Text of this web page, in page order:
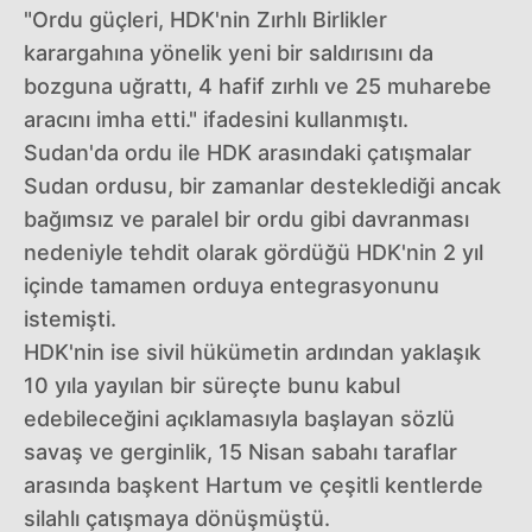
"Ordu güçleri, HDK'nin Zırhlı Birlikler
karargahına yönelik yeni bir saldırısını da
bozguna uğrattı, 4 hafif zırhlı ve 25 muharebe
aracını imha etti." ifadesini kullanmıştı.
Sudan'da ordu ile HDK arasındaki çatışmalar
Sudan ordusu, bir zamanlar desteklediği ancak
bağımsız ve paralel bir ordu gibi davranması
nedeniyle tehdit olarak gördüğü HDK'nin 2 yıl
içinde tamamen orduya entegrasyonunu
istemişti.
HDK'nin ise sivil hükümetin ardından yaklaşık
10 yıla yayılan bir süreçte bunu kabul
edebileceğini açıklamasıyla başlayan sözlü
savaş ve gerginlik, 15 Nisan sabahı taraflar
arasında başkent Hartum ve çeşitli kentlerde
silahlı çatışmaya dönüşmüştü.